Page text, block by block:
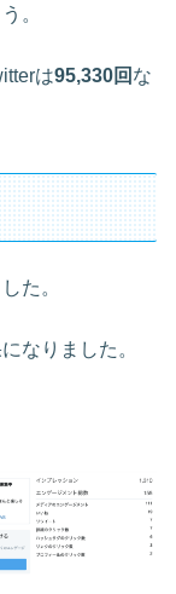
。
は95,330回 な
た。
なりました。